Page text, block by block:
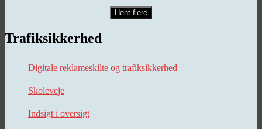
Hent flere
Trafiksikkerhed
Digitale reklameskilte og trafiksikkerhed
Skoleveje
Indsigt i oversigt